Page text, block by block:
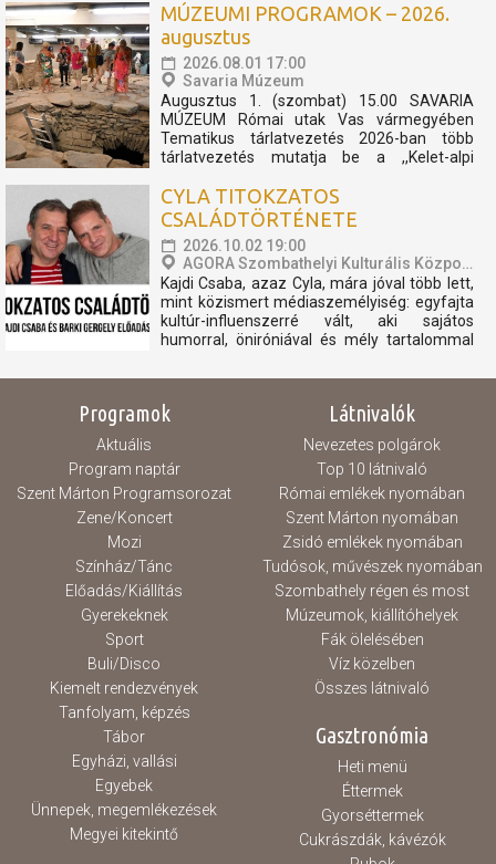
relikviákból nyílik kiállítás, mely megidézi a 60
éves KRESZ Park múltját. 1966-ban nyitotta
meg kapuit városunk egyik ikonikus kedvelt...
MÚZEUMI PROGRAMOK – 2026.
augusztus
2026.08.01 17:00
Savaria Múzeum
Augusztus 1. (szombat) 15.00 SAVARIA
MÚZEUM Római utak Vas vármegyében
Tematikus tárlatvezetés 2026-ban több
tárlatvezetés mutatja be a ,,Kelet-alpi
alkalomra tervezett sorozat a geológiai
előzményektől napjainkig villantja fel azokat
a fontosabb eseményeket, történéseket,...
CYLA TITOKZATOS
CSALÁDTÖRTÉNETE
2026.10.02 19:00
AGORA Szombathelyi Kulturális Központ
Kajdi Csaba, azaz Cyla, mára jóval több lett,
mint közismert médiaszemélyiség: egyfajta
kultúr-influenszerré vált, aki sajátos
humorral, öniróniával és mély tartalommal
történelem és az emberi sorsok világába.
művészettörténésszel,...
Programok
Aktuális
Program naptár
Szent Márton Programsorozat
Zene/Koncert
Mozi
Színház/Tánc
Előadás/Kiállítás
Gyerekeknek
Sport
Buli/Disco
Kiemelt rendezvények
Tanfolyam, képzés
Tábor
Egyházi, vallási
Egyebek
Ünnepek, megemlékezések
Megyei kitekintő
Látnivalók
Nevezetes polgárok
Top 10 látnivaló
Római emlékek nyomában
Szent Márton nyomában
Zsidó emlékek nyomában
Tudósok, művészek nyomában
Szombathely régen és most
Múzeumok, kiállítóhelyek
Fák ölelésében
Víz közelben
Összes látnivaló
Gasztronómia
Heti menü
Éttermek
Gyorséttermek
Cukrászdák, kávézók